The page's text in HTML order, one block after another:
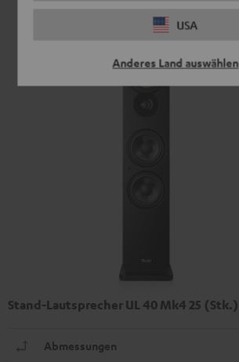
USA
Anderes Land auswählen
Stand-Lautsprecher UL 40 Mk4 25 (Stk.)
Abmessungen